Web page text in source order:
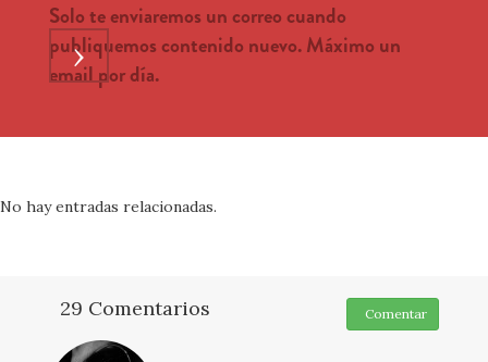
Solo te enviaremos un correo cuando
publiquemos contenido nuevo. Máximo un
email por día.
›
No hay entradas relacionadas.
29 Comentarios Comentar